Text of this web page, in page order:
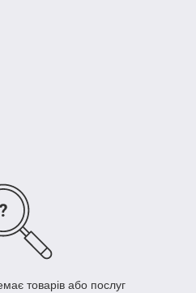
товарів або послуг